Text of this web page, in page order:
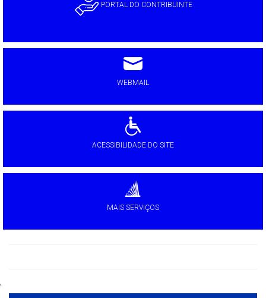
PORTAL DO CONTRIBUINTE
WEBMAIL
ACESSIBILIDADE DO SITE
MAIS SERVIÇOS
'